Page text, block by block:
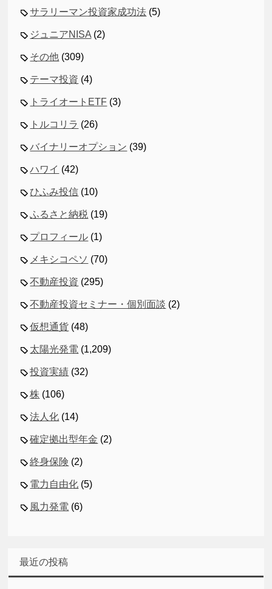
サラリーマン投資家成功法 (5)
ジュニアNISA (2)
その他 (309)
テーマ投資 (4)
トライオートETF (3)
トルコリラ (26)
バイナリーオプション (39)
ハワイ (42)
ひふみ投信 (10)
ふるさと納税 (19)
プロフィール (1)
メキシコペソ (70)
不動産投資 (295)
不動産投資セミナー・個別面談 (2)
仮想通貨 (48)
太陽光発電 (1,209)
投資実績 (32)
株 (106)
法人化 (14)
確定拠出型年金 (2)
終身保険 (2)
電力自由化 (5)
風力発電 (6)
最近の投稿